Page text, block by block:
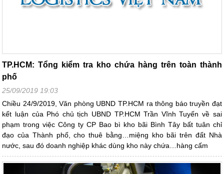
TP.HCM: Tổng kiểm tra kho chứa hàng trên toàn thành
phố
25/09/2019 19:03
Chiều 24/9/2019, Văn phòng UBND TP.HCM ra thông báo truyền đạt
kết luận của Phó chủ tịch UBND TP.HCM Trần Vĩnh Tuyến về sai
phạm trong việc Công ty CP Bao bì kho bãi Bình Tây bất tuân chỉ
đạo của Thành phố, cho thuê bằng…miệng kho bãi trên đất Nhà
nước, sau đó doanh nghiệp khác dùng kho này chứa…hàng cấm